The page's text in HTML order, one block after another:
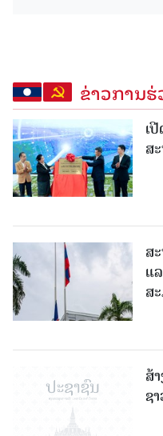
ຂ່າວການ
ເ
ສ
ສ
ແ
ສ
ສ້
ຊ